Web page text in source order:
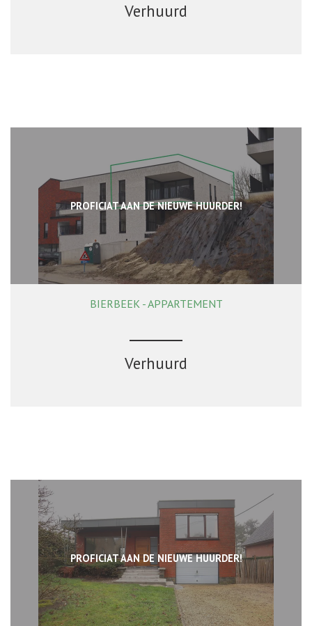
Verhuurd
PROFICIAT AAN DE NIEUWE HUURDER!
98 m² 2 1
BIERBEEK - APPARTEMENT
Verhuurd
PROFICIAT AAN DE NIEUWE HUURDER!